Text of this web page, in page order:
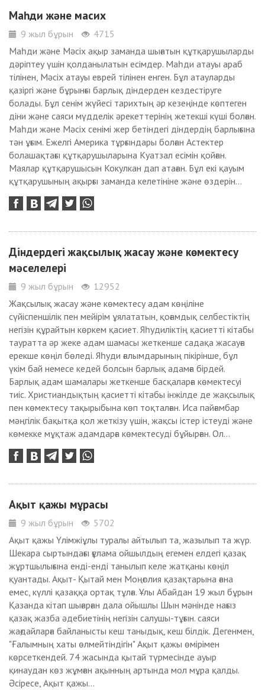
Маһди және масих
9 жыл бұрын
4715
Маһди және Мәсіх ақыр заманда шығатын құтқарушыларды
дәріптеу үшін қолданылатын есімдер. Маһди атауы араб
тілінен, Мәсіх атауы еврей тілінен енген. Бұл атауларды
қазіргі және бұрынғы барлық діндерден кездестіруге
болады. Бұл сенім жүйесі тарихтың әр кезеңінде көптеген
діни және саяси мүдделік әрекеттерінің жетекші күші болған.
Маһди және Мәсіх сенімі жер бетіндегі діндердің барлығына
тән ұғым. Ежелгі Америка тұрғындары болған Астектер
болашақтағы құтқарушыларына Куатзал есімін қойған.
Маялар құтқарушысын Кокулкан дап атаған. Бұл екі қауым
құтқарушының ақырғы заманда келетініне және өздерін...
Діндердегі жақсылық жасау және көмектесу
мәселелері
9 жыл бұрын
12952
Жақсылық жасау және көмектесу адам көңіліне
сүйіспеншілік пен мейірім ұялататын, қоғамдық селбестіктің
негізін құрайтын көркем қасиет. Яһудиліктің қасиетті кітабы
тауратта әр жеке адам шамасы жеткенше садақа жасауға
ерекше көңіл бөледі. Яһуди ғалымдарының пікірінше, бұл
үкім бай немесе кедей болсын барлық адамға бірдей.
Барлық адам шамалары жеткенше басқаларға көмектесуі
тиіс. Христиандықтың қасиетті кітабы інжілде де жақсылық
пен көмектесу тақырыбына көп тоқталған. Иса пайғамбар
мәңгілік бақытқа қол жеткізу үшін, жақсы істер істеуді және
көмекке мұқтаж адамдарға көмектесуді бұйырған. Ол...
Ақыт қажы мұрасы
9 жыл бұрын
5702
Ақыт қажы Үлімжіұлы туралы айтылып та, жазылып та жүр.
Шекара сыртындағы ғұлама ойшылдың егемен елдегі қазақ
жұртшылығына енді-енді танылып келе жатқаны көңіл
қуантады. Ақыт- Қытай мен Моңғолия қазақтарына ғана
емес, күллі қазаққа ортақ тұлға. Ұлы Абайдан 19 жыл бұрын
Қазанда кітап шығарған дала ойышлы Шын мәнінде нағыз
қазақ жазба әдебиетінің негізін салушы-тұғын. саяси
жағдайларға байланысты кеш таныдық, кеш білдік. Дегенмен,
"Ғалымның хаты өлмейтіндігін" Ақыт қажы өмірімен
көрсеткендей. 74 жасында қытай түрмесінде ауыр
қинаудан көз жұмған ақынның артында мол мұра қалды.
Әсіресе, Ақыт қажы...